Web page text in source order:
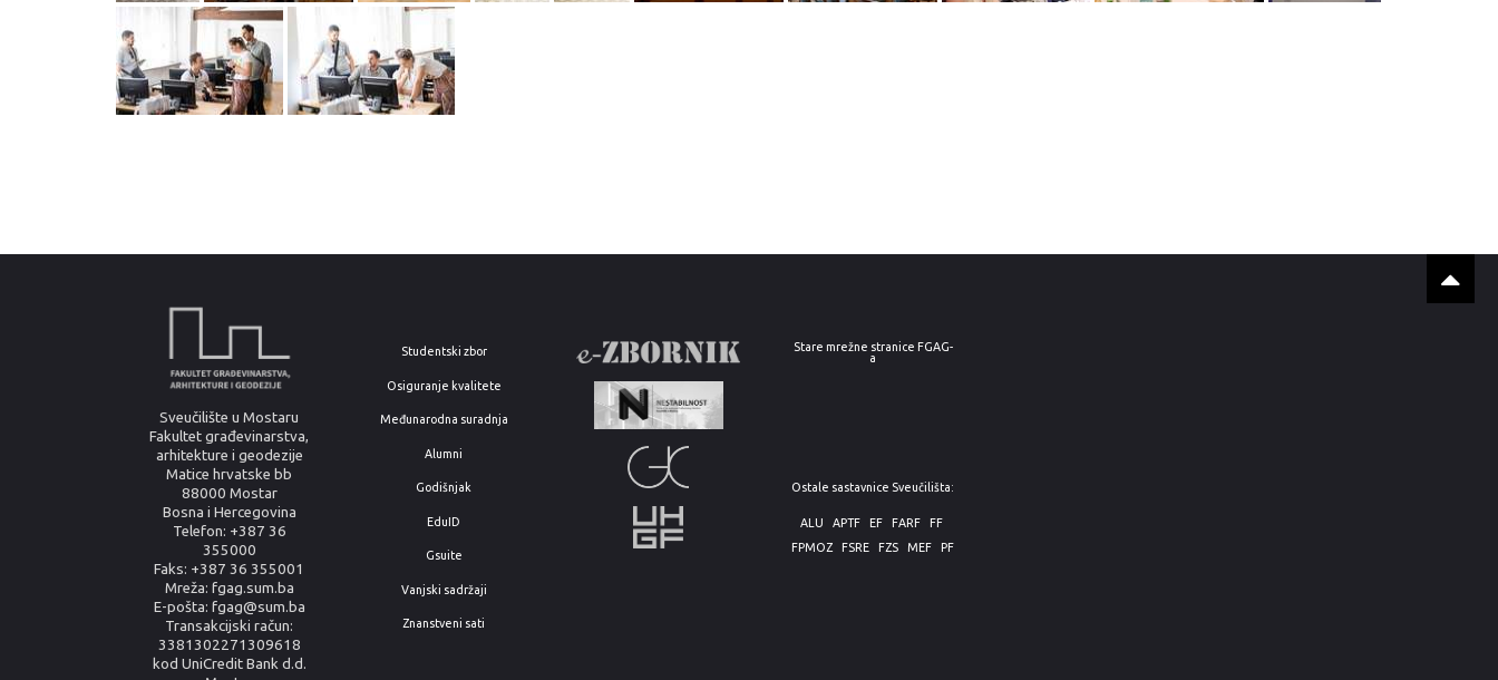
Sveučilište u Mostaru
Fakultet građevinarstva,
arhitekture i geodezije
Matice hrvatske bb
88000 Mostar
Bosna i Hercegovina
Telefon: +387 36
355000
Faks: +387 36 355001
Mreža: fgag.sum.ba
E-pošta: fgag@sum.ba
Transakcijski račun:
3381302271309618
kod UniCredit Bank d.d.
Studentski zbor
Osiguranje kvalitete
Međunarodna suradnja
Alumni
Godišnjak
EduID
Gsuite
Vanjski sadržaji
Znanstveni sati
Stare mrežne stranice FGAG-
a
Ostale sastavnice Sveučilišta:
ALU APTF EF FARF
FF
FPMOZ
FSRE FZS MEF PF